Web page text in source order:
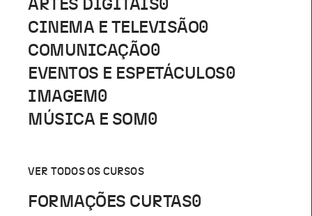
ARTES DIGITAIS0
CINEMA E TELEVISÃO0
COMUNICAÇÃO0
EVENTOS E ESPETÁCULOS0
IMAGEM 0
MÚSICA E SOM 0
VER TODOS OS CURSOS
FORMAÇÕES CURTAS0